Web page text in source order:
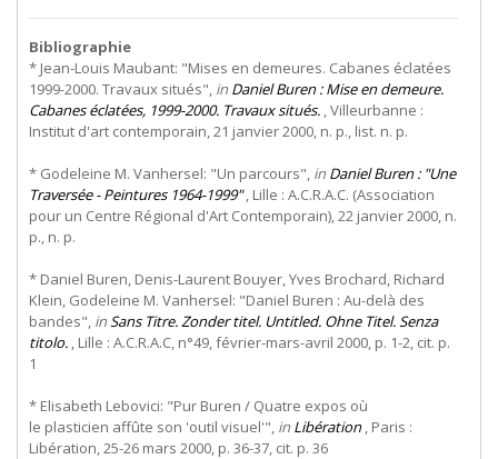
Bibliographie
* Jean-Louis Maubant: "Mises en demeures. Cabanes éclatées
1999-2000. Travaux situés", in Daniel Buren : Mise en demeure.
Cabanes éclatées, 1999-2000. Travaux situés. , Villeurbanne :
Institut d'art contemporain, 21 janvier 2000, n. p., list. n. p.
* Godeleine M. Vanhersel: "Un parcours", in Daniel Buren : "Une
Traversée - Peintures 1964-1999", Lille : A.C.R.A.C. (Association
pour un Centre Régional d'Art Contemporain), 22 janvier 2000, n.
p., n. p.
* Daniel Buren, Denis-Laurent Bouyer, Yves Brochard, Richard
Klein, Godeleine M. Vanhersel: "Daniel Buren : Au-delà des
bandes", inSans Titre. Zonder titel. Untitled. Ohne Titel. Senza
titolo. , Lille : A.C.R.A.C, n°49, février-mars-avril 2000, p. 1-2, cit. p.
1
* Elisabeth Lebovici: "Pur Buren / Quatre expos où
le plasticien affûte son 'outil visuel'", in Libération, Paris :
Libération, 25-26 mars 2000, p. 36-37, cit. p. 36